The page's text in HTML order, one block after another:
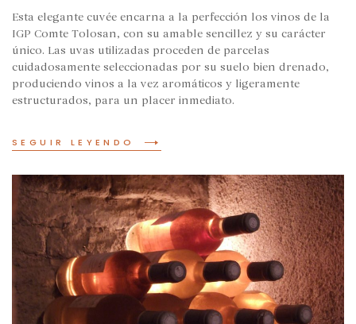
Esta elegante cuvée encarna a la perfección los vinos de la
IGP Comte Tolosan, con su amable sencillez y su carácter
único. Las uvas utilizadas proceden de parcelas
cuidadosamente seleccionadas por su suelo bien drenado,
produciendo vinos a la vez aromáticos y ligeramente
estructurados, para un placer inmediato.
SEGUIR LEYENDO